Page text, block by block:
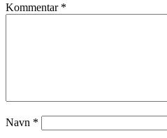
Kommentar *
Navn *